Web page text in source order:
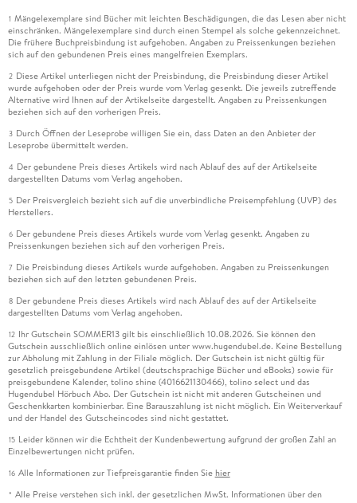
1 Mängelexemplare sind Bücher mit leichten Beschädigungen, die das Lesen aber nicht
einschränken. Mängelexemplare sind durch einen Stempel als solche gekennzeichnet.
Die frühere Buchpreisbindung ist aufgehoben. Angaben zu Preissenkungen beziehen
sich auf den gebundenen Preis eines mangelfreien Exemplars.
2 Diese Artikel unterliegen nicht der Preisbindung, die Preisbindung dieser Artikel
wurde aufgehoben oder der Preis wurde vom Verlag gesenkt. Die jeweils zutreffende
Alternative wird Ihnen auf der Artikelseite dargestellt. Angaben zu Preissenkungen
beziehen sich auf den vorherigen Preis.
3 Durch Öffnen der Leseprobe willigen Sie ein, dass Daten an den Anbieter der
Leseprobe übermittelt werden.
4 Der gebundene Preis dieses Artikels wird nach Ablauf des auf der Artikelseite
dargestellten Datums vom Verlag angehoben.
5 Der Preisvergleich bezieht sich auf die unverbindliche Preisempfehlung (UVP) des
Herstellers.
6 Der gebundene Preis dieses Artikels wurde vom Verlag gesenkt. Angaben zu
Preissenkungen beziehen sich auf den vorherigen Preis.
7 Die Preisbindung dieses Artikels wurde aufgehoben. Angaben zu Preissenkungen
beziehen sich auf den letzten gebundenen Preis.
8 Der gebundene Preis dieses Artikels wird nach Ablauf des auf der Artikelseite
dargestellten Datums vom Verlag angehoben.
12 Ihr Gutschein SOMMER13 gilt bis einschließlich 10.08.2026. Sie können den
Gutschein ausschließlich online einlösen unter www.hugendubel.de. Keine Bestellung
zur Abholung mit Zahlung in der Filiale möglich. Der Gutschein ist nicht gültig für
gesetzlich preisgebundene Artikel (deutschsprachige Bücher und eBooks) sowie für
preisgebundene Kalender, tolino shine (4016621130466), tolino select und das
Hugendubel Hörbuch Abo. Der Gutschein ist nicht mit anderen Gutscheinen und
Geschenkkarten kombinierbar. Eine Barauszahlung ist nicht möglich. Ein Weiterverkauf
und der Handel des Gutscheincodes sind nicht gestattet.
15 Leider können wir die Echtheit der Kundenbewertung aufgrund der großen Zahl an
Einzelbewertungen nicht prüfen.
16 Alle Informationen zur Tiefpreisgarantie finden Sie hier
* Alle Preise verstehen sich inkl. der gesetzlichen MwSt. Informationen über den